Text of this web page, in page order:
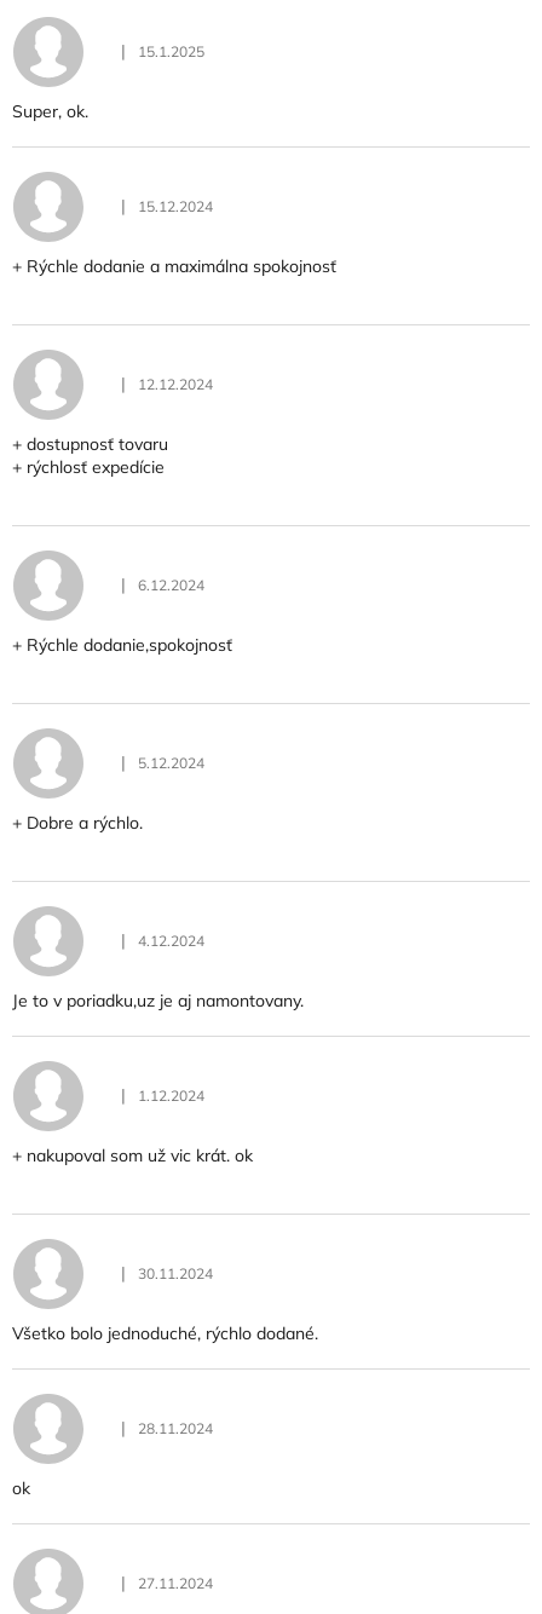
Hodnotenie obchodu je 5 z 5 hviezdičiek.
| 15.1.2025
Super, ok.
Hodnotenie obchodu je 5 z 5 hviezdičiek.
| 15.12.2024
+ Rýchle dodanie a maximálna spokojnosť
Hodnotenie obchodu je 5 z 5 hviezdičiek.
| 12.12.2024
+ dostupnosť tovaru
+ rýchlosť expedície
Hodnotenie obchodu je 5 z 5 hviezdičiek.
| 6.12.2024
+ Rýchle dodanie,spokojnosť
Hodnotenie obchodu je 5 z 5 hviezdičiek.
| 5.12.2024
+ Dobre a rýchlo.
Hodnotenie obchodu je 5 z 5 hviezdičiek.
| 4.12.2024
Je to v poriadku,uz je aj namontovany.
Hodnotenie obchodu je 4 z 5 hviezdičiek.
| 1.12.2024
+ nakupoval som už vic krát. ok
Hodnotenie obchodu je 5 z 5 hviezdičiek.
| 30.11.2024
Všetko bolo jednoduché, rýchlo dodané.
Hodnotenie obchodu je 5 z 5 hviezdičiek.
| 28.11.2024
ok
Hodnotenie obchodu je 0 z 5 hviezdičiek.
| 27.11.2024